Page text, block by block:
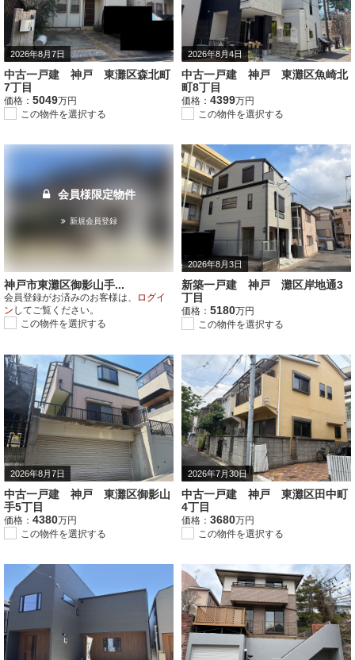
2026年8月7日
中古一戸建 神戸 東灘区森北町
7丁目
価格： 5049万円
この物件を選択する
2026年8月4日
中古一戸建 神戸 東灘区魚崎北
町8丁目
価格： 4399万円
この物件を選択する
会員様限定物件
新規会員登録
神戸市東灘区御影山手...
会員登録がお済みのお客様は、
ログイ
ン してご覧ください。
この物件を選択する
2026年8月3日
新築一戸建 神戸 灘区岸地通3
丁目
価格： 5180万円
この物件を選択する
2026年8月7日
中古一戸建 神戸 東灘区御影山
手5丁目
価格： 4380万円
この物件を選択する
2026年7月30日
中古一戸建 神戸 東灘区田中町
4丁目
価格： 3680万円
この物件を選択する